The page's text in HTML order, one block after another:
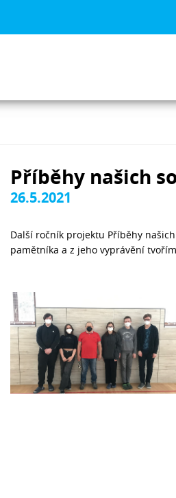
Příběhy našich
26.5.2021
Další ročník projektu Příběhy
pamětníka a z jeho vyprávění